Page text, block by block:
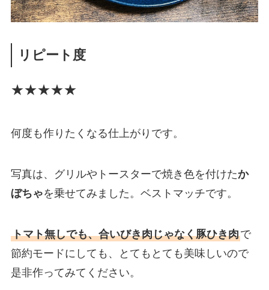
リピート度
★★★★★
何度も作りたくなる仕上がりです。
写真は、グリルやトースターで焼き色を付けたか
ぼちゃを乗せてみました。ベストマッチです。
トマト無しでも、合いびき肉じゃなく豚ひき肉で
節約モードにしても、とてもとても美味しいので
是非作ってみてください。